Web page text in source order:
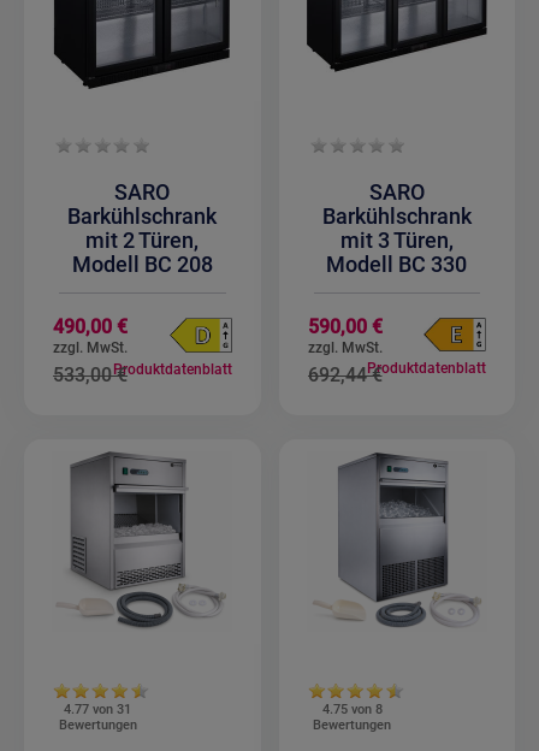
SARO
Barkühlschrank
mit 2 Türen,
Modell BC 208
Sonderangebot
490,00 €
533,00 €Produktdatenblatt
SARO
Barkühlschrank
mit 3 Türen,
Modell BC 330
Sonderangebot
590,00 €
692,44 €Produktdatenblatt
4.77 von31
Bewertungen
4.75 von 8
Bewertungen